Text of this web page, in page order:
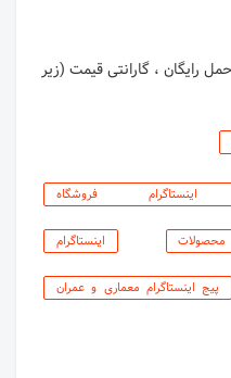
رایگان ، گارانتی قیمت (زیر
فروشگاه
اینستاگرام
پیج اینستاگرام معماری و عمران